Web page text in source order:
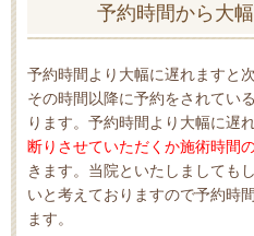
予約時間から大
予約時間より大幅に遅れますと
その時間以降に予約をされてい
ります。予約時間より大幅に遅
断りさせていただくか施術時間
きます。当院といたしましても
いと考えておりますので予約時
ます。